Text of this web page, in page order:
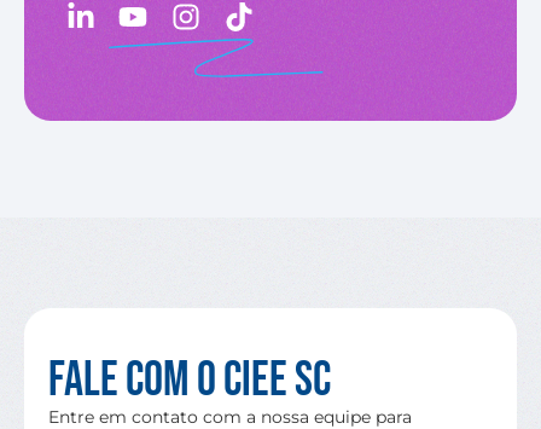
Fale com o CIEE SC
Entre em contato com a nossa equipe para